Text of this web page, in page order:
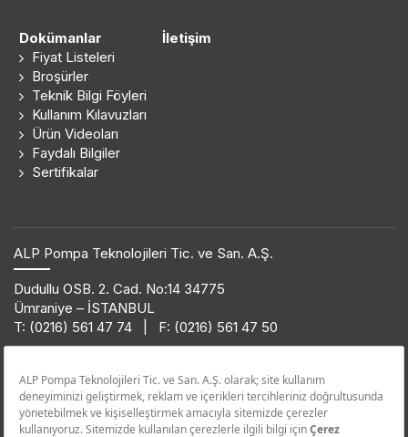
Dokümanlar
Fiyat Listeleri
Broşürler
Teknik Bilgi Föyleri
Kullanım Kılavuzları
Ürün Videoları
Faydalı Bilgiler
Sertifikalar
İletişim
ALP Pompa Teknolojileri Tic. ve San. A.Ş.
Dudullu OSB. 2. Cad. No:14 34775
Ümraniye – İSTANBUL
T: (0216) 561 47 74 | F: (0216) 561 47 50
0850 432 38 62